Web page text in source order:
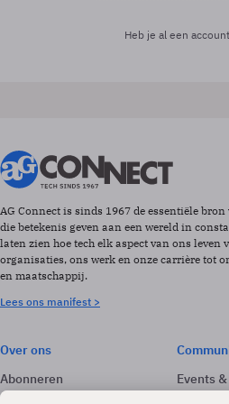
Heb je al een
AG Connect is sinds 1967 de essentiële
die betekenis geven aan een wereld in
laten zien hoe tech elk aspect van ons leven
organisaties, ons werk en onze carrière tot
en maatschappij.
Lees ons manifest >
Over ons
Abonneren
Adverteren
Events